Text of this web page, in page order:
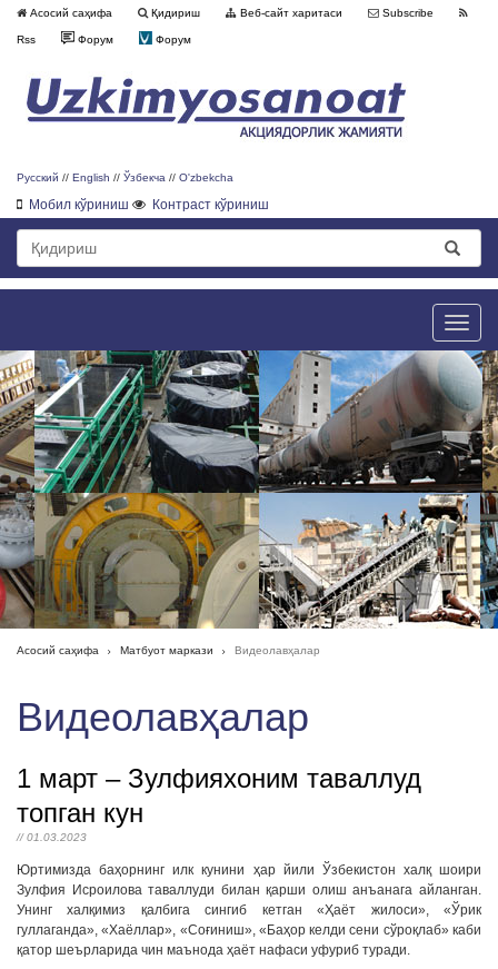
Асосий саҳифа Қидириш Веб-сайт харитаси Subscribe
Rss Форум Форум
Русский // English // Ўзбекча // O'zbekcha
Мобил кўриниш Контраст кўриниш
Toggle
Асосий саҳифа Матбуот маркази Видеолавҳалар
Видеолавҳалар
1 март – Зулфияхоним таваллуд
топган кун
// 01.03.2023
Юртимизда баҳорнинг илк кунини ҳар йили Ўзбекистон халқ шоири
Зулфия Исроилова таваллуди билан қарши олиш анъанага айланган.
Унинг халқимиз қалбига сингиб кетган «Ҳаёт жилоси», «Ўрик
гуллаганда», «Хаёллар», «Соғиниш», «Баҳор келди сени сўроқлаб» каби
қатор шеърларида чин маънода ҳаёт нафаси уфуриб туради.